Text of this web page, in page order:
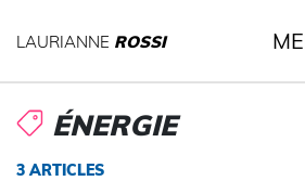
LAURIANNE ROSSI
ÉNERGIE
3 ARTICLES